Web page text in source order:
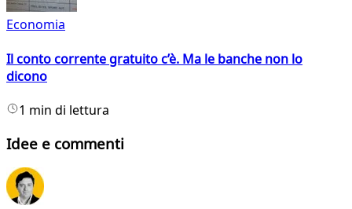
Economia
Il conto corrente gratuito c’è. Ma le banche non lo
dicono
1 min di lettura
Idee e commenti